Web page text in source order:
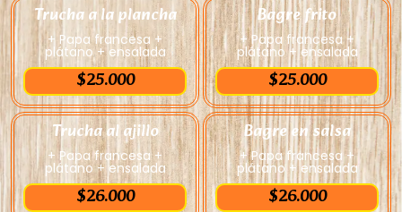
Trucha a la plancha
+ Papa francesa +
plátano + ensalada
$25.000
Bagre frito
+ Papa francesa +
plátano + ensalada
$25.000
Trucha al ajillo
+ Papa francesa +
plátano + ensalada
$26.000
Bagre en salsa
+ Papa francesa +
plátano + ensalada
$26.000